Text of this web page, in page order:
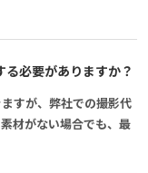
必要がありますか？
すが、弊社での撮影代
材がない場合でも、最